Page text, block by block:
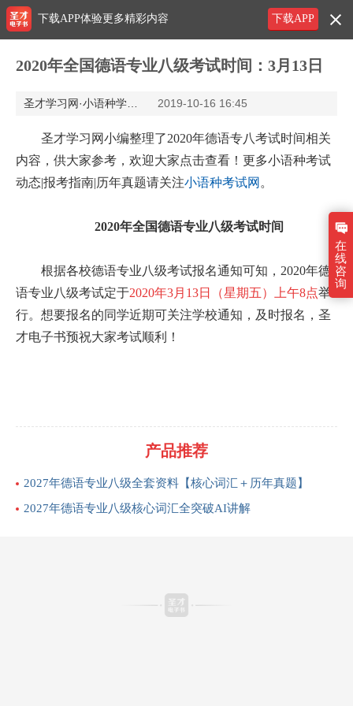
2020年全国德语专业八级考试时间：3月13日
2019-10-16 16:45
圣才学习网小编整理了2020年德语专八考试时间相关
内容，供大家参考，欢迎大家点击查看！更多小语种考试
动态|报考指南|历年真题请关注小语种考试网 。
2020年全国德语专业八级考试时间
根据各校德语专业八级考试报名通知可知，2020年德
语专业八级考试定于2020年3月13日（星期五）上午8点举
行。想要报名的同学近期可关注学校通知，及时报名，圣
才电子书预祝大家考试顺利！
产品推荐
2027年德语专业八级全套资料【核心词汇＋历年真题】
2027年德语专业八级核心词汇全突破AI讲解
下载APP
下载APP体验更多精彩内容
在
线
咨
询